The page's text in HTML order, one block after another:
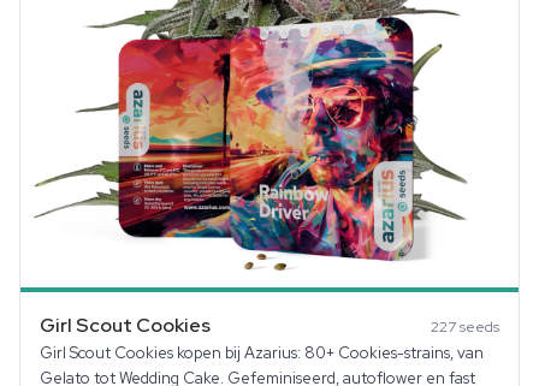
Girl Scout Cookies 227seeds
Girl Scout Cookies kopen bij Azarius: 80+ Cookies-strains, van
Gelato tot Wedding Cake. Gefeminiseerd, autoflower en fast